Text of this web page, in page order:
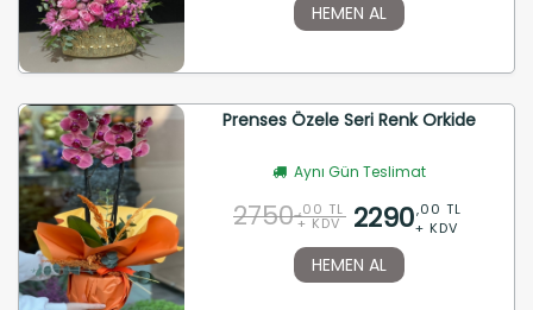
HEMEN AL
Prenses Özele Seri Renk Orkide
Aynı Gün Teslimat
2750 ,00 TL
+ KDV 2290,00 TL
+ KDV
HEMEN AL